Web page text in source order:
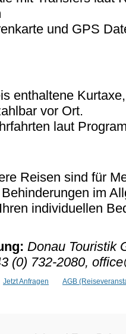
und GPS
enthaltene
vor Ort.
laut
Reisen sind für
im
individuellen
Donau Touristik
(0) 732-2080,
Jetzt Anfragen AGB